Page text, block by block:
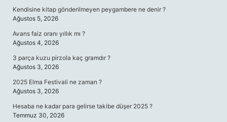
Kendisine kitap gönderilmeyen peygambere ne denir ?
Ağustos 5, 2026
Avans faiz oranı yıllık mı ?
Ağustos 4, 2026
3 parça kuzu pirzola kaç gramdır ?
Ağustos 3, 2026
2025 Elma Festivali ne zaman ?
Ağustos 3, 2026
Hesaba ne kadar para gelirse takibe düşer 2025 ?
Temmuz 30, 2026